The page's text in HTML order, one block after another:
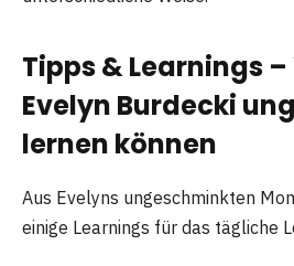
Tipps & Learnings
Evelyn Burdecki
lernen können
Aus Evelyns ungeschminkten
einige Learnings für das tägliche